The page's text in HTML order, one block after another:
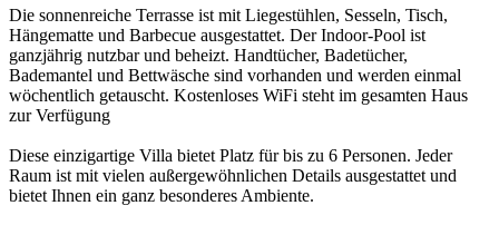
Die sonnenreiche Terrasse ist mit Liegestühlen, Sesseln, Tisch,
Hängematte und Barbecue ausgestattet. Der Indoor-Pool ist
ganzjährig nutzbar und beheizt. Handtücher, Badetücher,
Bademantel und Bettwäsche sind vorhanden und werden einmal
wöchentlich getauscht. Kostenloses WiFi steht im gesamten Haus
zur Verfügung
Diese einzigartige Villa bietet Platz für bis zu 6 Personen. Jeder
Raum ist mit vielen außergewöhnlichen Details ausgestattet und
bietet Ihnen ein ganz besonderes Ambiente.